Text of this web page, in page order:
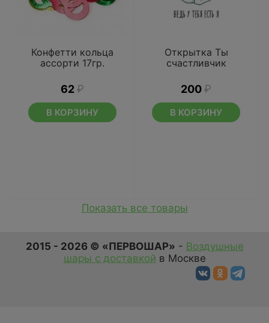
Конфетти кольца
ассорти 17гр.
62 ₽
В КОРЗИНУ
Открытка Ты
счастливчик
200 ₽
В КОРЗИНУ
Показать все товары
2015 - 2026 © «ПЕРВОШАР» - Воздушные
шары с доставкой в Москве